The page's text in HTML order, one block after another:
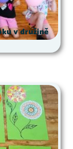
v družině